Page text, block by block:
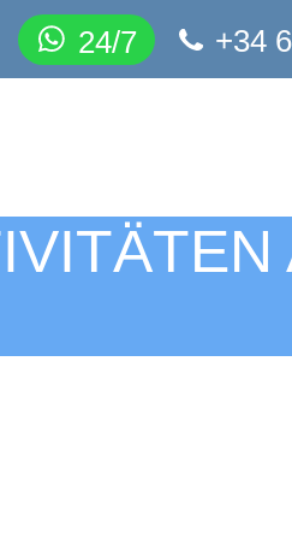
24/7 +34